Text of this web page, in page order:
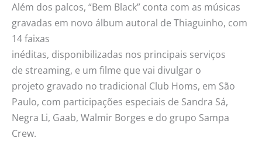
Além dos palcos, “Bem Black” conta com as músicas
gravadas em novo álbum autoral de Thiaguinho, com
14 faixas
inéditas, disponibilizadas nos principais serviços
de streaming, e um filme que vai divulgar o
projeto gravado no tradicional Club Homs, em São
Paulo, com participações especiais de Sandra Sá,
Negra Li, Gaab, Walmir Borges e do grupo Sampa
Crew.